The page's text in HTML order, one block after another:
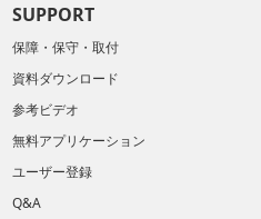
SUPPORT
保障・保守・取付
資料ダウンロード
参考ビデオ
無料アプリケーション
ユーザー登録
Q&A